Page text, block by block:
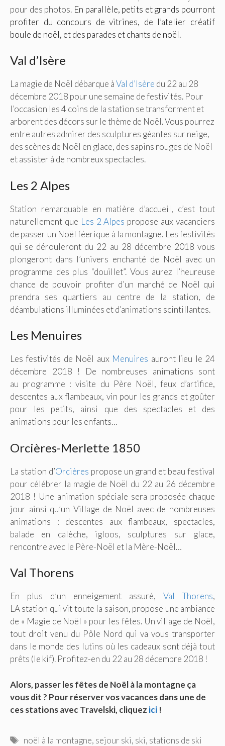
pour des photos. En parallèle, petits et grands pourront
profiter du concours de vitrines, de l’atelier créatif
boule de noël, et des parades et chants de noël.
Val d’Isère
La magie de Noël débarque àVal d’Isère du 22 au 28
décembre 2018 pour une semaine de festivités. Pour
l’occasion les 4 coins de la station se transforment et
arborent des décors sur le thème de Noël. Vous pourrez
entre autres admirer des sculptures géantes sur neige,
des scènes de Noël en glace, des sapins rouges de Noël
et assister à de nombreux spectacles.
Les 2 Alpes
Station remarquable en matière d’accueil, c’est tout
naturellement que Les 2 Alpes propose aux vacanciers
de passer un Noël féerique à la montagne. Les festivités
qui se dérouleront du 22 au 28 décembre 2018 vous
plongeront dans l’univers enchanté de Noël avec un
programme des plus “douillet”. Vous aurez l’heureuse
chance de pouvoir profiter d’un marché de Noël qui
prendra ses quartiers au centre de la station, de
déambulations illuminées et d’animations scintillantes.
Les Menuires
Les festivités de Noël aux Menuires auront lieu le 24
décembre 2018 ! De nombreuses animations sont
au programme : visite du Père Noël, feux d’artifice,
descentes aux flambeaux, vin pour les grands et goûter
pour les petits, ainsi que des spectacles et des
animations pour les enfants…
Orcières-Merlette 1850
La station d’Orcières propose un grand et beau festival
pour célébrer la magie de Noël du 22 au 26 décembre
2018 ! Une animation spéciale sera proposée chaque
jour ainsi qu’un Village de Noël avec de nombreuses
animations : descentes aux flambeaux, spectacles,
balade en calèche, igloos, sculptures sur glace,
rencontre avec le Père-Noël et la Mère-Noël…
Val Thorens
En plus d’un enneigement assuré, Val Thorens,
LA station qui vit toute la saison, propose une ambiance
de « Magie de Noël » pour les fêtes. Un village de Noël,
tout droit venu du Pôle Nord qui va vous transporter
dans le monde des lutins où les cadeaux sont déjà tout
prêts (le kif). Profitez-en du 22 au 28 décembre 2018 !
Alors, passer les fêtes de Noël à la montagne ça
vous dit ? Pour réserver vos vacances dans une de
ces stations avec Travelski, cliquez ici !
Étiquettes
noël à la montagne, sejour ski, ski, stations de ski